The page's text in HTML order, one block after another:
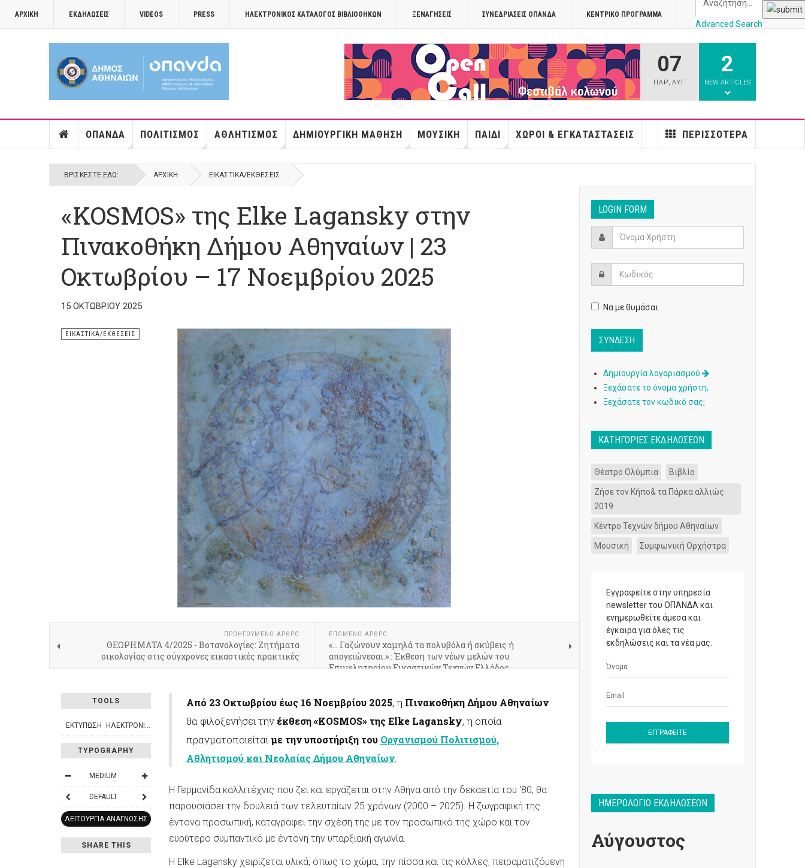
ΑΡΧΙΚΉ ΕΚΔΗΛΏΣΕΙΣ VIDEOS PRESS ΗΛΕΚΤΡΟΝΙΚΟΣ ΚΑΤΑΛΟΓΟΣ ΒΙΒΛΙΟΘΗΚΩΝ ΞΕΝΑΓΉΣΕΙΣ ΣΥΝΕΔΡΙΆΣΕΙΣ ΟΠΑΝΔΑ ΚΕΝΤΡΙΚΌ ΠΡΌΓΡΑΜΜΑ
Advanced Search
OPANDAcityofathens 07
ΠΑΡ,ΑΥΓ
2
NEW ARTICLES
ΟΠΑΝΔΑ ΠΟΛΙΤΙΣΜΌΣ ΑΘΛΗΤΙΣΜΌΣ ΔΗΜΙΟΥΡΓΙΚΉ ΜΆΘΗΣΗ ΜΟΥΣΙΚΉ ΠΑΙΔΊ ΧΏΡΟΙ & ΕΓΚΑΤΑΣΤΆΣΕΙΣ ΠΕΡΙΣΣΌΤΕΡΑ
ΒΡΊΣΚΕΣΤΕ ΕΔΏ: ΑΡΧΙΚΉ ΕΙΚΑΣΤΙΚΆ/ΕΚΘΈΣΕΙΣ
«ΚOSMOS» της ​Elke Lagansky στην
Πινακοθήκη Δήμου Αθηναίων | 23
Οκτωβρίου – 17 Νοεμβρίου 2025
15 ΟΚΤΩΒΡΊΟΥ 2025
ΕΙΚΑΣΤΙΚΆ/ΕΚΘΈΣΕΙΣ
ΠΡΟΗΓΟΎΜΕΝΟ ΆΡΘΡΟ
ΘΕΩΡΗΜΑΤΑ 4/2025 - Βοτανολογίες: Ζητήματα
οικολογίας στις σύγχρονες εικαστικές πρακτικές
ΕΠΌΜΕΝΟ ΆΡΘΡΟ
«… Γαζώνουν χαμηλά τα πολυβόλα ή σκύβεις ή
απογειώνεσαι.» : Έκθεση των νέων μελών του
Επιμελητηρίου Εικαστικών Τεχνών Ελλάδος
TOOLS
ΕΚΤΎΠΩΣΗ
TYPOGRAPHY
MEDIUM
DEFAULT
ΛΕΙΤΟΥΡΓΊΑ ΑΝΆΓΝΩΣΗΣ
SHARE THIS
Από 23 Οκτωβρίου έως 16 Νοεμβρίου 2025, η Πινακοθήκη Δήμου Αθηναίων
θα φιλοξενήσει την έκθεση «ΚOSMOS» της Εlke Lagansky, η οποία
πραγματοποιείται με την υποστήριξη του Οργανισμού Πολιτισμού,
Αθλητισμού και Νεολαίας Δήμου Αθηναίων
Η Γερμανίδα καλλιτέχνις που ζει και εργάζεται στην Αθήνα από την δεκαετία του ‘80, θα
παρουσιάσει την δουλειά των τελευταίων 25 χρόνων (2000 – 2025). Η ζωγραφική της
έντονα προσωπική, καταγράφει την σχέση της με τον προσωπικό της χώρο και τον
ευρύτερο συμπαντικό με έντονη την υπαρξιακή αγωνία.
Η Elke Lagansky χειρίζεται υλικά, όπως το χώμα, την πίσσα και τις κόλλες, πειραματιζόμενη
LOGIN FORM
Να με θυμάσαι
Δημιουργία λογαριασμού
Ξεχάσατε το όνομα χρήστη;
Ξεχάσατε τον κωδικό σας;
ΚΑΤΗΓΟΡΊΕΣ ΕΚΔΗΛΏΣΕΩΝ
Θέατρο Ολύμπια Βιβλίο
Ζήσε τον Κήπο& τα Πάρκα αλλιώς
2019
Κέντρο Τεχνών δήμου Αθηναίων
Μουσική Συμφωνική Ορχήστρα
Εγγραφείτε στην υπηρεσία
newsletter του ΟΠΑΝΔΑ και
ενημερωθείτε άμεσα και
έγκαιρα για όλες τις
εκδηλώσεις και τα νέα μας.
ΗΜΕΡΟΛΌΓΙΟ ΕΚΔΗΛΏΣΕΩΝ
Αύγουστος